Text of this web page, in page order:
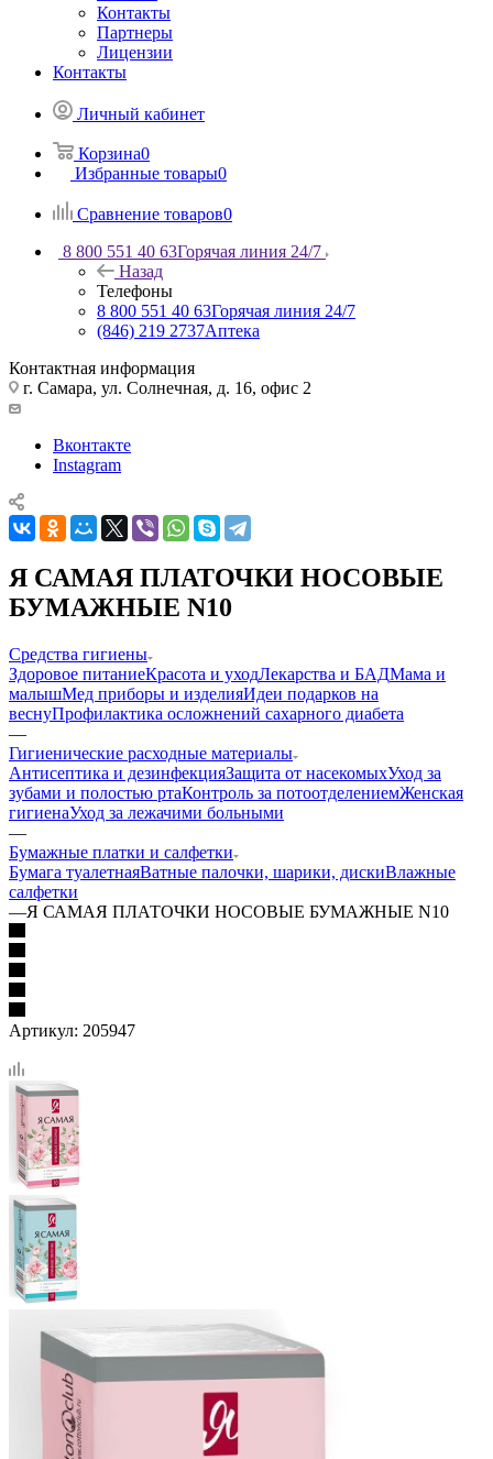
Контакты
Партнеры
Лицензии
Контакты
Личный кабинет
Корзина0
Избранные товары0
Сравнение товаров0
8 800 551 40 63Горячая линия 24/7
Назад
Телефоны
8 800 551 40 63Горячая линия 24/7
(846) 219 2737Аптека
Контактная информация
г. Самара, ул. Солнечная, д. 16, офис 2
Вконтакте
Instagram
Я САМАЯ ПЛАТОЧКИ НОСОВЫЕ
БУМАЖНЫЕ N10
Средства гигиены
Здоровое питаниеКрасота и уходЛекарства и БАДМама и
малышМед приборы и изделияИдеи подарков на
веснуПрофилактика осложнений сахарного диабета
—
Гигиенические расходные материалы
Антисептика и дезинфекцияЗащита от насекомыхУход за
зубами и полостью ртаКонтроль за потоотделениемЖенская
гигиенаУход за лежачими больными
—
Бумажные платки и салфетки
Бумага туалетнаяВатные палочки, шарики, дискиВлажные
салфетки
—Я САМАЯ ПЛАТОЧКИ НОСОВЫЕ БУМАЖНЫЕ N10
Артикул: 205947